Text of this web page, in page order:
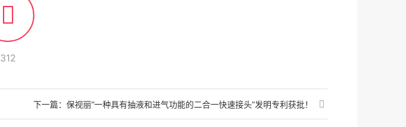
312
下一篇：保视丽“一种具有抽液和进气功能的二合一快速接头”发明专利获批！